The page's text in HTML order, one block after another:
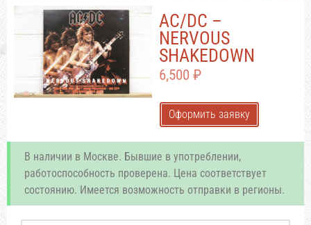
AC/DC –
NERVOUS
SHAKEDOWN
6,500 ₽
Оформить заявку
В наличии в Москве. Бывшие в употреблении,
работоспособность проверена. Цена соответствует
состоянию. Имеется возможность отправки в регионы.